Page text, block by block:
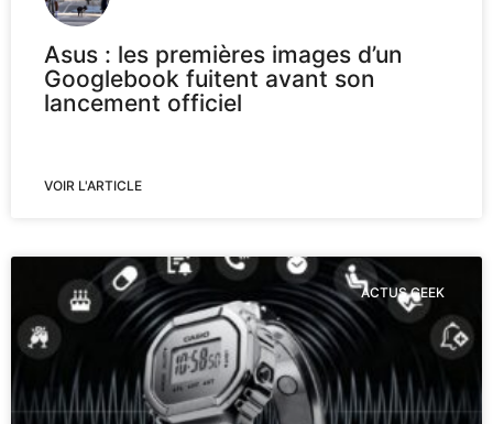
Asus : les premières images d’un
Googlebook fuitent avant son
lancement officiel
VOIR L'ARTICLE
ACTUS GEEK